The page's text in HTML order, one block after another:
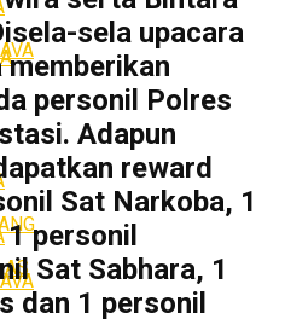
sela upacara
memberikan
personil Polres
Adapun
reward
Sat Narkoba, 1
personil
Sat Sabhara, 1
dan 1 personil